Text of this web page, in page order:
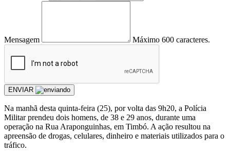
Mensagem Máximo 600 caracteres.
ENVIAR
Na manhã desta quinta-feira (25), por volta das 9h20, a Polícia
Militar prendeu dois homens, de 38 e 29 anos, durante uma
operação na Rua Araponguinhas, em Timbó. A ação resultou na
apreensão de drogas, celulares, dinheiro e materiais utilizados para o
tráfico.